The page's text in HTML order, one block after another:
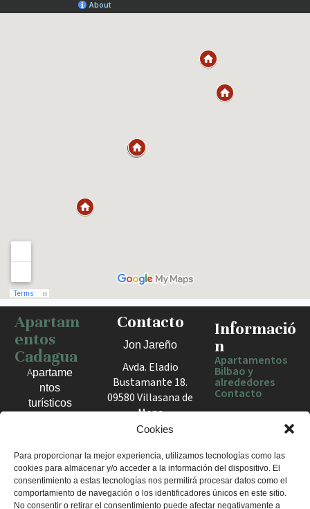
Cookies
Para proporcionar la mejor experiencia, utilizamos tecnologías como las
cookies para almacenar y/o acceder a la información del dispositivo. El
consentimiento a estas tecnologías nos permitirá procesar datos como el
comportamiento de navegación o los identificadores únicos en este sitio.
No consentir o retirar el consentimiento puede afectar negativamente a
Haz clic para activar el mapa
Apartam
entos
Cadagua
Apartame
ntos
turísticos
el Valle
de Mena.
Estancias
cómodas
Contacto
Jon Jareño
Avda. Eladio
Bustamante 18.
09580 Villasana de
Mena
España
+34 675 602
960
apartamentosc
Informació
n
Apartamentos
Bilbao y
alrededores
Contacto